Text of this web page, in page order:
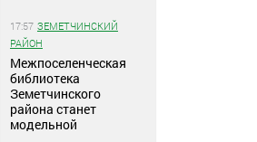
17:57 ЗЕМЕТЧИНСКИЙ
РАЙОН
Межпоселенческая
библиотека
Земетчинского
района станет
модельной